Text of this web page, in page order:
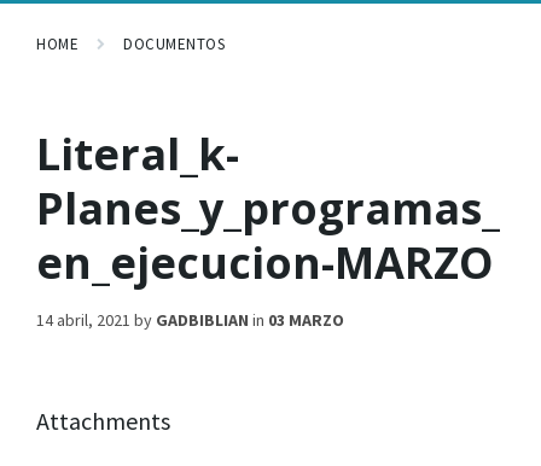
HOME DOCUMENTOS
Literal_k-
Planes_y_programas_
en_ejecucion-MARZO
14 abril, 2021 by GADBIBLIAN in 03 MARZO
Attachments